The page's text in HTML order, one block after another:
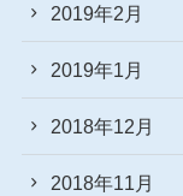
2019年2月
2019年1月
2018年12月
2018年11月